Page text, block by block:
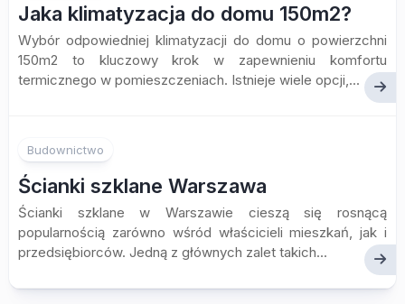
Jaka klimatyzacja do domu 150m2?
Wybór odpowiedniej klimatyzacji do domu o powierzchni
150m2 to kluczowy krok w zapewnieniu komfortu
termicznego w pomieszczeniach. Istnieje wiele opcji,...
Budownictwo
Ścianki szklane Warszawa
Ścianki szklane w Warszawie cieszą się rosnącą
popularnością zarówno wśród właścicieli mieszkań, jak i
przedsiębiorców. Jedną z głównych zalet takich...